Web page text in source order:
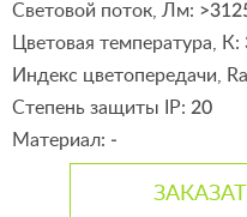
Световой поток, Лм:
Цветовая температура, К:
Индекс цветопередачи,
Степень защиты IP: 20
Материал: -